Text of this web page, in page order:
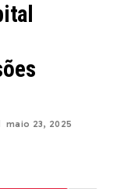
maio 23, 2025